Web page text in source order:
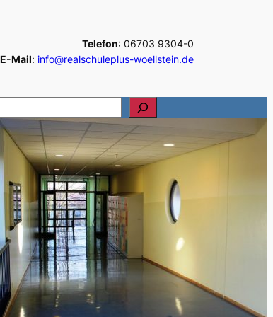
Telefon: 06703 9304-0
E-Mail: info@realschuleplus-woellstein.de